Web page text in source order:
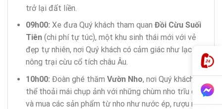
trở lại đất liền.
09h00: Xe đưa Quý khách tham quan Đồi Cừu Suối
Tiên(chi phí tự túc), một khu sinh thái mới với vẻ
đẹp tự nhiên, nơi Quý khách có cảm giác như lạc vào
nông trại cừu cổ tích châu Âu.
10h00: Đoàn ghé thăm Vườn Nho, nơi Quý khách có
thể thoải mái chụp ảnh với những chùm nho trĩu quả
và mua các sản phẩm từ nho như nước ép, rượu nho,